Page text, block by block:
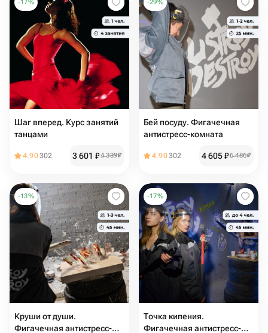
-17%
Шаг вперед. Курс занятий
танцами
4.90302 3 601 ₽4 339₽
-29%
Бей посуду. Фигачечная
антистресс-комната
4.90302 4 605₽6 486₽
-13%
Круши от души.
Фигачечная антистресс-
-17%
Точка кипения.
Фигачечная антистресс-